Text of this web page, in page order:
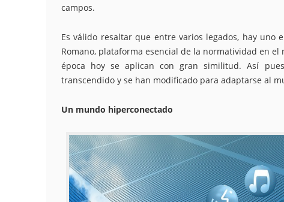
campos.
Es válido resaltar que entre varios legados, hay uno
Romano, plataforma esencial de la normatividad en
época hoy se aplican con gran similitud. Así
transcendido y se han modificado para adaptarse al
Un mundo hiperconectado